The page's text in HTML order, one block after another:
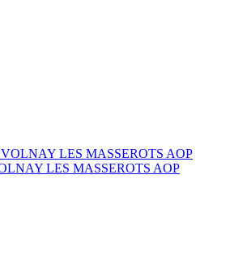
LES MASSEROTS AOP